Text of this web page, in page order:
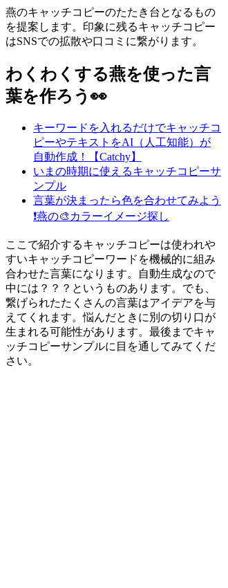
燕のキャッチコピーのたたき台となるもの
を提案します。印象に残るキャッチコピー
はSNSでの拡散や口コミに繋がります。
わくわくする燕を使った言
葉を作ろう👀
キーワードを入れるだけでキャッチコ
ピーやテキストをAI（人工知能）が
自動作成！【Catchy】
いまの時期に使えるキャッチコピーサ
ンプル
言葉が決まったら色を合わせてみよう
❗燕の🎨カラーイメージ探し
ここで紹介するキャッチコピーは使われや
すいキャッチコピーワードを機械的に組み
合わせた言葉になります。自動生成なので
中には？？？というものあります。でも、
繋げられたたくさんの言葉はアイデアを与
えてくれます。悩んだときに別の切り口が
生まれる可能性があります。最後までキャ
ッチコピーサンプルに目を通してみてくだ
さい。